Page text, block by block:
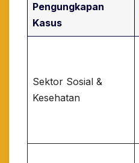
Pengungkapan
Kasus
Sektor Sosial &
Kesehatan